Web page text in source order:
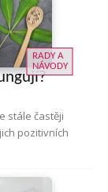
RADY A
NÁVODY
stále častěji
pozitivních